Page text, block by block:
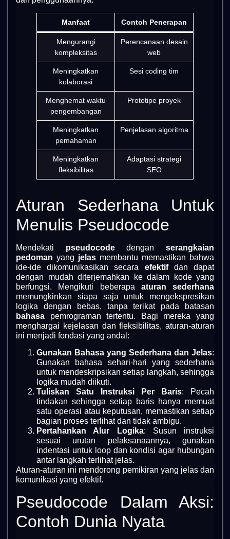
Manfaat Contoh Penerapan
Mengurangi
kompleksitas
Perencanaan desain
web
Meningkatkan
kolaborasi
Sesi coding tim
Menghemat waktu
pengembangan
Prototipe proyek
Meningkatkan
pemahaman
Penjelasan algoritma
Meningkatkan
fleksibilitas
Adaptasi strategi
SEO
Aturan Sederhana Untuk
Menulis Pseudocode
Mendekati pseudocodedenganserangkaian
pedoman yang jelas membantu memastikan bahwa
ide-ide dikomunikasikan secara efektifdan dapat
dengan mudah diterjemahkan ke dalam kode yang
berfungsi. Mengikuti beberapa aturan sederhana
memungkinkan siapa saja untuk mengekspresikan
logika dengan bebas, tanpa terikat pada batasan
bahasa pemrograman tertentu. Bagi mereka yang
menghargai kejelasan dan fleksibilitas, aturan-aturan
ini menjadi fondasi yang andal:
Gunakan Bahasa yang Sederhana dan Jelas:
Gunakan bahasa sehari-hari yang sederhana
untuk mendeskripsikan setiap langkah, sehingga
logika mudah diikuti.
Tuliskan Satu Instruksi Per Baris: Pecah
tindakan sehingga setiap baris hanya memuat
satu operasi atau keputusan, memastikan setiap
bagian proses terlihat dan tidak ambigu.
Pertahankan Alur Logika: Susun instruksi
sesuai urutan pelaksanaannya, gunakan
indentasi untuk loop dan kondisi agar hubungan
antar langkah terlihat jelas.
Aturan-aturan ini mendorong pemikiran yang jelas dan
komunikasi yang efektif.
Pseudocode Dalam Aksi:
Contoh Dunia Nyata